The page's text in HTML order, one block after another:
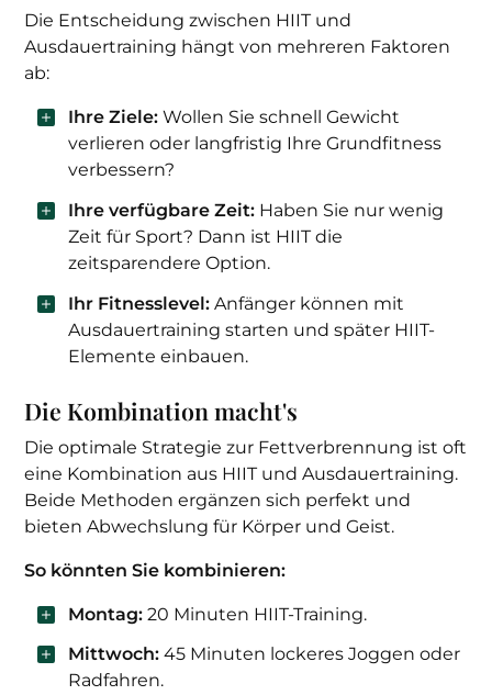
Die Entscheidung zwischen HIIT und
Ausdauertraining hängt von mehreren Faktoren
ab:
Ihre Ziele: Wollen Sie schnell Gewicht
verlieren oder langfristig Ihre Grundfitness
verbessern?
Ihre verfügbare Zeit: Haben Sie nur wenig
Zeit für Sport? Dann ist HIIT die
zeitsparendere Option.
Ihr Fitnesslevel: Anfänger können mit
Ausdauertraining starten und später HIIT-
Elemente einbauen.
Die Kombination macht's
Die optimale Strategie zur Fettverbrennung ist oft
eine Kombination aus HIIT und Ausdauertraining.
Beide Methoden ergänzen sich perfekt und
bieten Abwechslung für Körper und Geist.
So könnten Sie kombinieren:
Montag: 20 Minuten HIIT-Training.
Mittwoch: 45 Minuten lockeres Joggen oder
Radfahren.